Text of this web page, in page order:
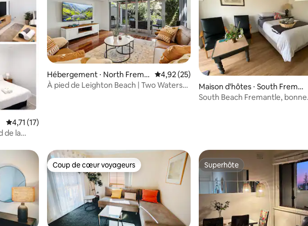
Évaluation moyenne sur la base de 17 commentaires : 4,71 sur 5
4,71 (17)
de la
Hébergement ⋅ North Frema
ntle
Évaluation moyenne sur la base de 25
4,92 (25)
À pied de Leighton Beach | Two Waters
Maison d'hôtes ⋅ South Freman
tle
South Beach Fremantle, bonne
Coup de cœur voyageurs
Coup de cœur voyageurs Superhôte
Superhôte